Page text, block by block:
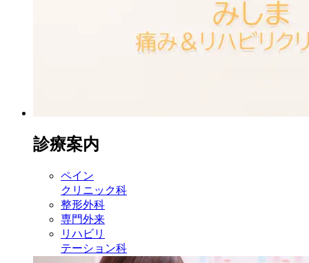
診療案内
ペイン
クリニック科
整形外科
専門外来
リハビリ
テーション科